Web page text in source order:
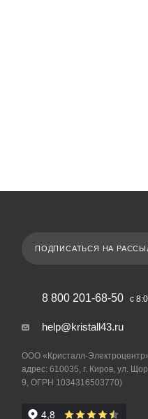
ПОДПИСАТЬСЯ НА
8 800 201-68-50 с
help@kristall43.ru
ООО «Кристалл-
адрес: 610035, г. Киров, ул.
9, ОГРН 1034316503770)